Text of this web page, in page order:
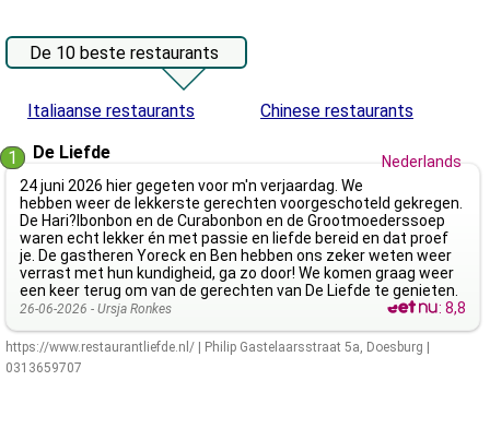
De 10 beste restaurants
Italiaanse restaurants Chinese restaurants
1 De Liefde
Nederlands
24 juni 2026 hier gegeten voor m'n verjaardag. We
hebben weer de lekkerste gerechten voorgeschoteld gekregen.
De Hari?lbonbon en de Curabonbon en de Grootmoederssoep
waren echt lekker én met passie en liefde bereid en dat proef
je. De gastheren Yoreck en Ben hebben ons zeker weten weer
verrast met hun kundigheid, ga zo door! We komen graag weer
een keer terug om van de gerechten van De Liefde te genieten.
26-06-2026 - Ursja Ronkes :8,8
https://www.restaurantliefde.nl/ Philip Gastelaarsstraat 5a, Doesburg
0313659707